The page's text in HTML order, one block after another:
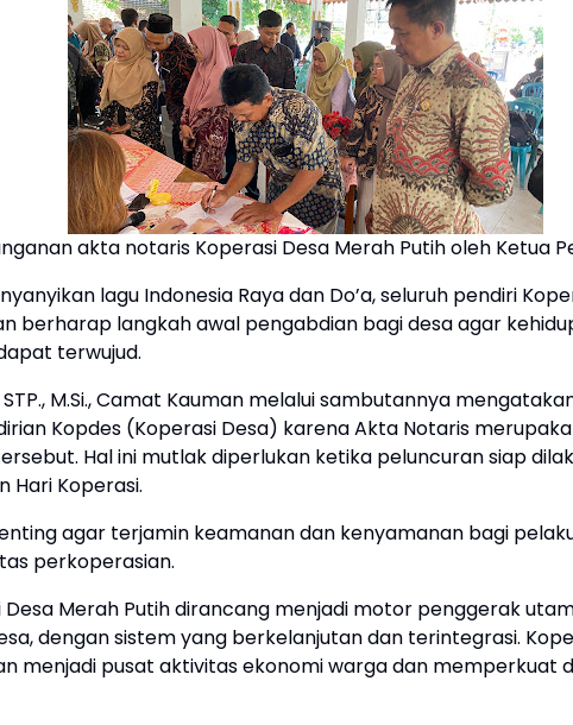
akta notaris Koperasi Desa Merah Putih oleh Ketua
lagu Indonesia Raya dan Do’a, seluruh pendiri
berharap langkah awal pengabdian bagi desa agar
terwujud.
STP., M.Si., Camat Kauman melalui sambutannya
Kopdes (Koperasi Desa) karena Akta Notaris
Hal ini mutlak diperlukan ketika peluncuran siap
Hari Koperasi.
agar terjamin keamanan dan kenyamanan bagi
perkoperasian.
Desa Merah Putih dirancang menjadi motor penggerak
dengan sistem yang berkelanjutan dan terintegrasi.
menjadi pusat aktivitas ekonomi warga dan memperkuat